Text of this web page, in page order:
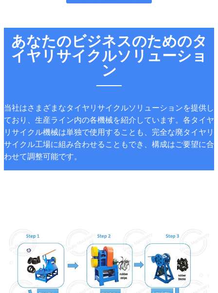
あなたのビジネスのためのタ
イヤリサイクルソリューショ
ン
当社はさまざまなタイヤリサイクルソリューションを提供し
ており、生産ライン内の各機械を紹介しています。各タイヤ
リサイクル機械は単独で使用することも、完全な廃タイヤリ
サイクル工場に組み合わせることもでき、構成はご要望に合
わせて調整可能です。